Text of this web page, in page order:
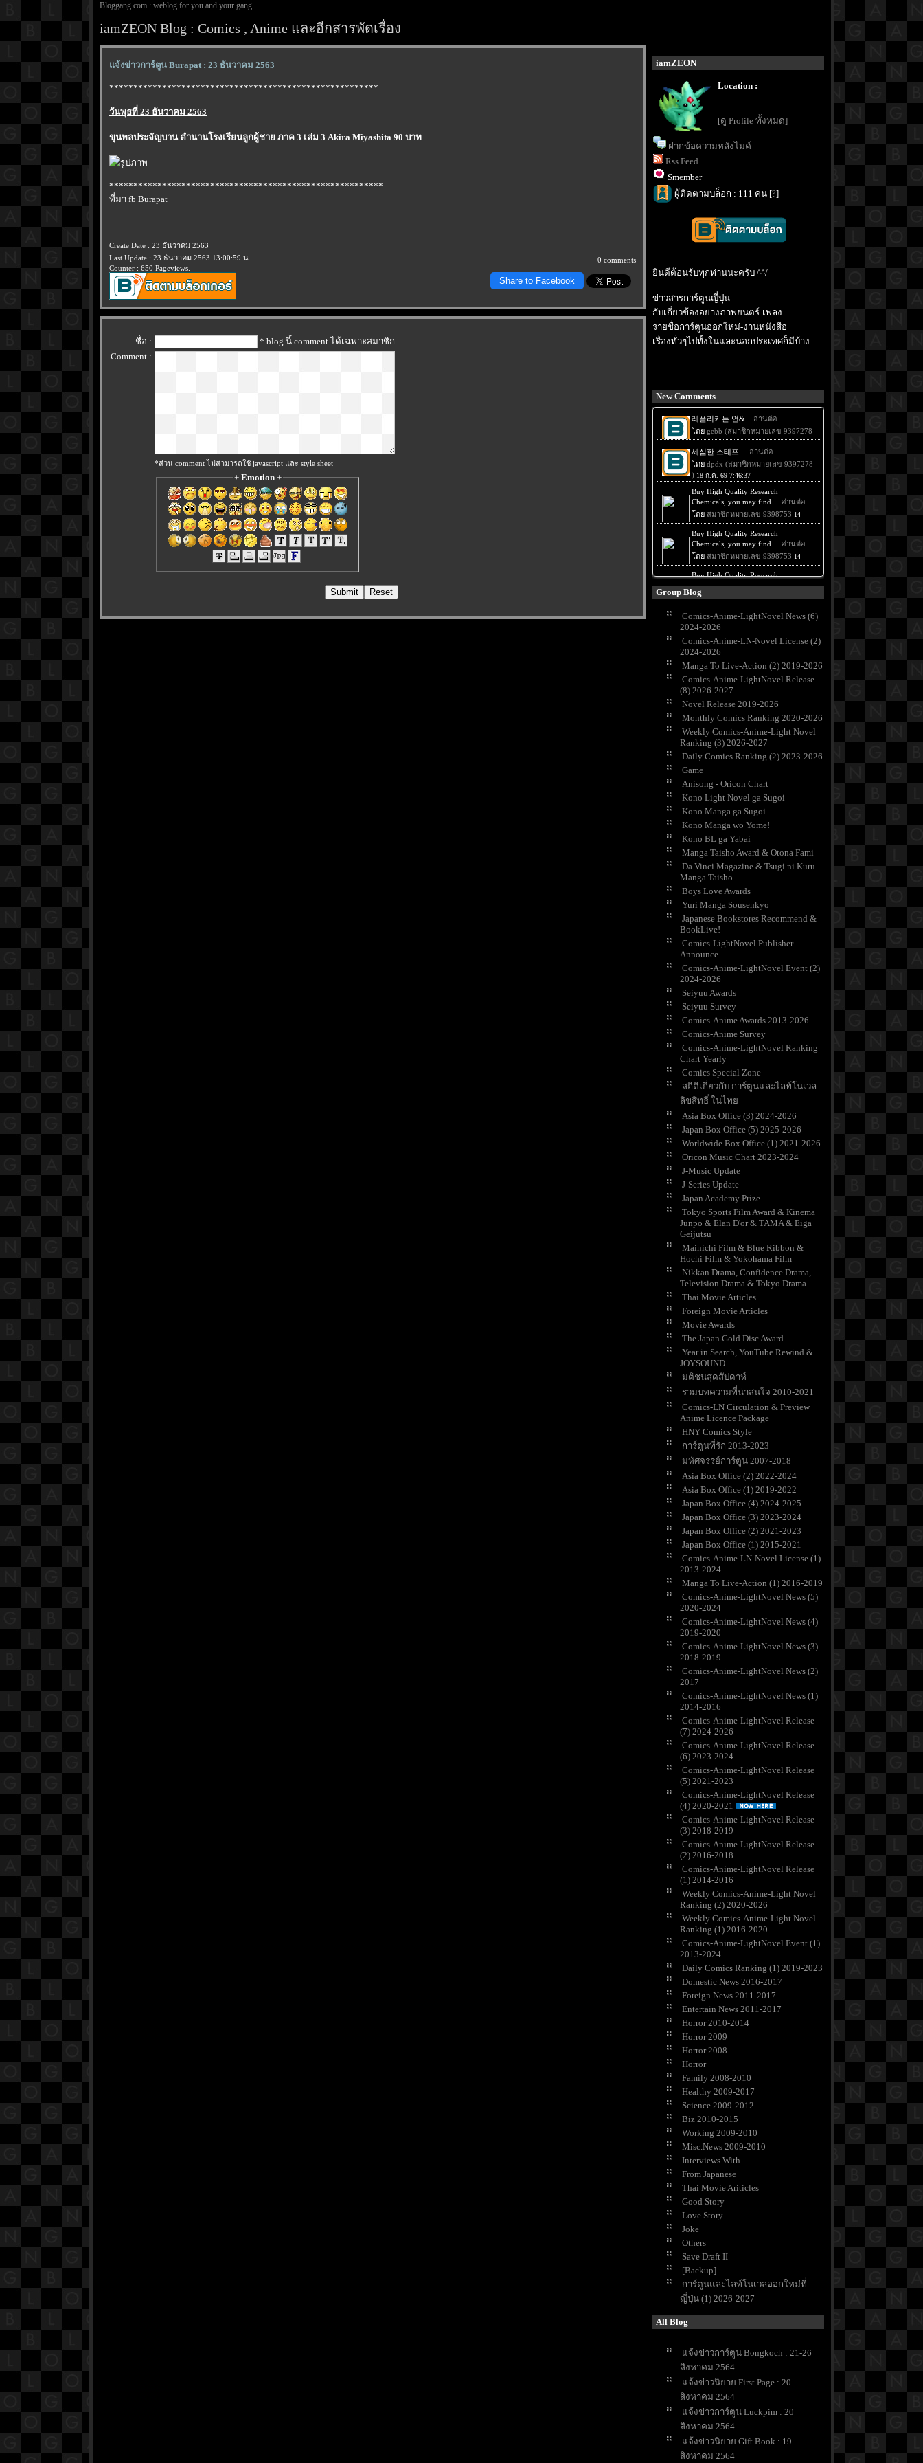
Bloggang.com : weblog for you and your gang
iamZEON Blog : Comics , Anime และอีกสารพัดเรื่อง
จ้งข่าวการ์ตูน Burapat : 23 ธันวาคม 2563
********************************************************
วันพุธที่ 23 ธันวาคม 2563
ขุนพลประจัญบาน ตำนานโรงเรียนลูกผู้ชาย ภาค 3 เล่ม 3 Akira Miyashita 90 บาท
*********************************************************
ที่มา fb Burapat
Create Date : 23 ธันวาคม 2563
Last Update : 23 ธันวาคม 2563 13:00:59 น.
Counter : 650 Pageviews.
0 comments
Share to Facebook
ชื่อ :
* blog นี้ comment ได้เฉพาะสมาชิก
Comment :
*ส่วน comment ไม่สามารถใช้ javascript และ style sheet
+ Emotion+
iamZEON
Location :
[ดู Profile ทั้งหมด]
ฝากข้อความหลังไมค์
Rss Feed
Smember
ผู้ติดตามบล็อก : 111 คน [?]
ินดีต้อนรับทุกท่านนะครับ ^^/
ข่าวสารการ์ตูนญี่ปุ่น
กับเกี่ยวข้องอย่างภาพยนตร์-เพลง
รายชื่อการ์ตูนออกใหม่-งานหนังสือ
เรื่องทั่วๆไปทั้งในและนอกประเทศก็มีบ้าง
New Comments
Group Blog
Comics-Anime-LightNovel News (6)
2024-2026
Comics-Anime-LN-Novel License (2)
2024-2026
Manga To Live-Action (2) 2019-2026
Comics-Anime-LightNovel Release
(8) 2026-2027
Novel Release 2019-2026
Monthly Comics Ranking 2020-2026
Weekly Comics-Anime-Light Novel
Ranking (3) 2026-2027
Daily Comics Ranking (2) 2023-2026
Game
Anisong - Oricon Chart
Kono Light Novel ga Sugoi
Kono Manga ga Sugoi
Kono Manga wo Yome!
Kono BL ga Yabai
Manga Taisho Award & Otona Fami
Da Vinci Magazine & Tsugi ni Kuru
Manga Taisho
Boys Love Awards
Yuri Manga Sousenkyo
Japanese Bookstores Recommend &
BookLive!
Comics-LightNovel Publisher
Announce
Comics-Anime-LightNovel Event (2)
2024-2026
Seiyuu Awards
Seiyuu Survey
Comics-Anime Awards 2013-2026
Comics-Anime Survey
Comics-Anime-LightNovel Ranking
Chart Yearly
Comics Special Zone
สถิติเกี่ยวกับ การ์ตูนและไลท์โนเวล
ลิขสิทธิ์ ในไท
Asia Box Office (3) 2024-2026
Japan Box Office (5) 2025-2026
Worldwide Box Office (1) 2021-2026
Oricon Music Chart 2023-2024
J-Music Update
J-Series Update
Japan Academy Prize
Tokyo Sports Film Award & Kinema
Junpo & Elan D'or & TAMA & Eiga
Geijutsu
Mainichi Film & Blue Ribbon &
Hochi Film & Yokohama Film
Nikkan Drama, Confidence Drama,
Television Drama & Tokyo Drama
Thai Movie Articles
Foreign Movie Articles
Movie Awards
The Japan Gold Disc Award
Year in Search, YouTube Rewind &
JOYSOUND
มติชนสุดสัปดาห์
รวมบทความที่น่าสนใจ 2010-2021
Comics-LN Circulation & Preview
Anime Licence Package
HNY Comics Style
การ์ตูนที่รัก 2013-2023
มหัศจรรย์การ์ตูน 2007-2018
Asia Box Office (2) 2022-2024
Asia Box Office (1) 2019-2022
Japan Box Office (4) 2024-2025
Japan Box Office (3) 2023-2024
Japan Box Office (2) 2021-2023
Japan Box Office (1) 2015-2021
Comics-Anime-LN-Novel License (1)
2013-2024
Manga To Live-Action (1) 2016-2019
Comics-Anime-LightNovel News (5)
2020-2024
Comics-Anime-LightNovel News (4)
2019-2020
Comics-Anime-LightNovel News (3)
2018-2019
Comics-Anime-LightNovel News (2)
2017
Comics-Anime-LightNovel News (1)
2014-2016
Comics-Anime-LightNovel Release
(7) 2024-2026
Comics-Anime-LightNovel Release
(6) 2023-2024
Comics-Anime-LightNovel Release
(5) 2021-2023
Comics-Anime-LightNovel Release
(4) 2020-2021
Comics-Anime-LightNovel Release
(3) 2018-2019
Comics-Anime-LightNovel Release
(2) 2016-2018
Comics-Anime-LightNovel Release
(1) 2014-2016
Weekly Comics-Anime-Light Novel
Ranking (2) 2020-2026
Weekly Comics-Anime-Light Novel
Ranking (1) 2016-2020
Comics-Anime-LightNovel Event (1)
2013-2024
Daily Comics Ranking (1) 2019-2023
Domestic News 2016-2017
Foreign News 2011-2017
Entertain News 2011-2017
Horror 2010-2014
Horror 2009
Horror 2008
Horror
Family 2008-2010
Healthy 2009-2017
Science 2009-2012
Biz 2010-2015
Working 2009-2010
Misc.News 2009-2010
Interviews With
From Japanese
Thai Movie Ariticles
Good Story
Love Story
Joke
Others
Save Draft II
[Backup]
การ์ตูนและไลท์โนเวลออกใหม่ที่
ญี่ปุ่น (1) 2026-2027
All Blog
จ้งข่าวการ์ตูน Bongkoch : 21-26
สิงหาคม 2564
จ้งข่าวนิยาย First Page : 20
สิงหาคม 2564
จ้งข่าวการ์ตูน Luckpim : 20
สิงหาคม 2564
จ้งข่าวนิยาย Gift Book : 19
สิงหาคม 2564